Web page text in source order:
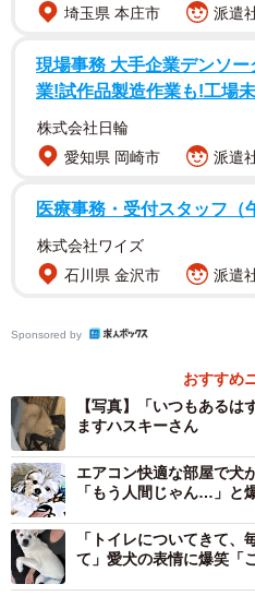
埼玉県 本庄市
派遣
現場事務 大手企業デンソ
業!試作品製造作業も!工場
株式会社日輪
愛知県 岡崎市
派遣
医療事務・受付スタッフ（
株式会社ワイズ
石川県 金沢市
派遣
Sponsored by
おすすめ
【写真】「いつもある
ますハスキーさん
エアコン快適な部屋で犬
「もう人間じゃん…」
「トイレについてきて
て」愛犬の表情に爆笑「